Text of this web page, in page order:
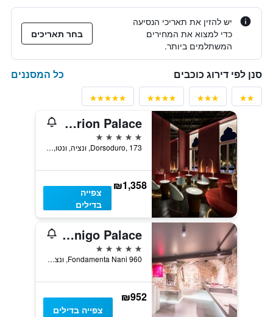
יש להזין את תאריכי הנסיעה
כדי למצוא את המחירים
המשתלמים ביותר.
בחר תאריכים
סנן לפי דירוג כוכבים כל המסננים
Sina Centurion Palace
5 כוכבים
Dorsoduro, 173, ונציה, ונטו, איטליה
₪1,358
צפייה
בדילים
Hotel Nani Mocenigo Palace
5 כוכבים
960 Fondamenta Nani, ונציה, ונטו, איטליה
₪952
צפייה בדילים